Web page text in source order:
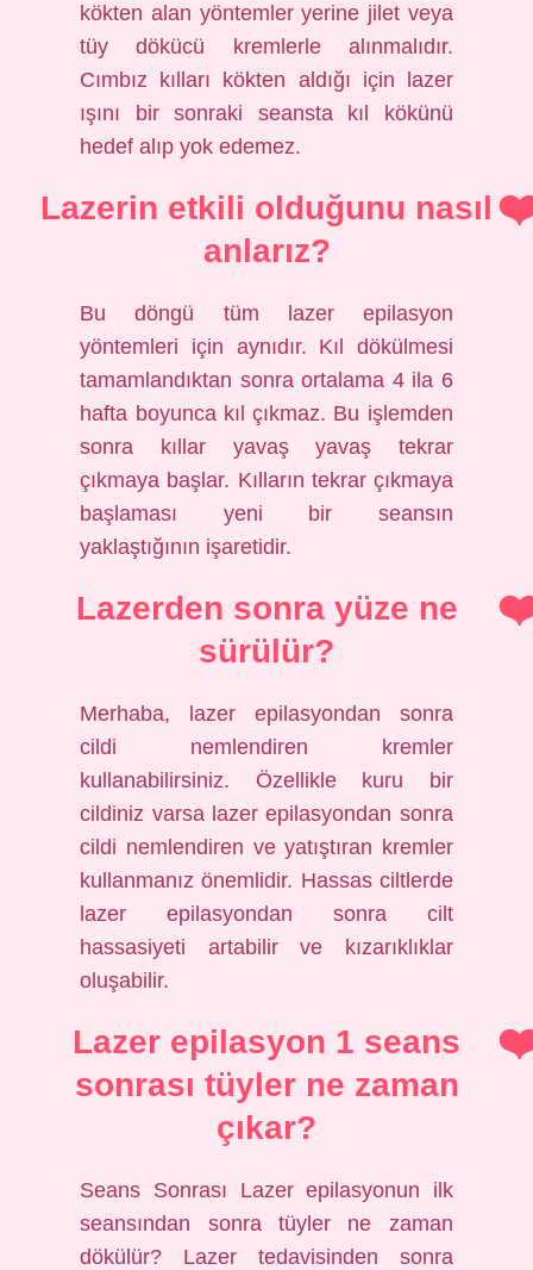
kökten alan yöntemler yerine jilet veya
tüy dökücü kremlerle alınmalıdır.
Cımbız kılları kökten aldığı için lazer
ışını bir sonraki seansta kıl kökünü
hedef alıp yok edemez.
Lazerin etkili olduğunu nasıl
anlarız?
Bu döngü tüm lazer epilasyon
yöntemleri için aynıdır. Kıl dökülmesi
tamamlandıktan sonra ortalama 4 ila 6
hafta boyunca kıl çıkmaz. Bu işlemden
sonra kıllar yavaş yavaş tekrar
çıkmaya başlar. Kılların tekrar çıkmaya
başlaması yeni bir seansın
yaklaştığının işaretidir.
Lazerden sonra yüze ne
sürülür?
Merhaba, lazer epilasyondan sonra
cildi nemlendiren kremler
kullanabilirsiniz. Özellikle kuru bir
cildiniz varsa lazer epilasyondan sonra
cildi nemlendiren ve yatıştıran kremler
kullanmanız önemlidir. Hassas ciltlerde
lazer epilasyondan sonra cilt
hassasiyeti artabilir ve kızarıklıklar
oluşabilir.
Lazer epilasyon 1 seans
sonrası tüyler ne zaman
çıkar?
Seans Sonrası Lazer epilasyonun ilk
seansından sonra tüyler ne zaman
dökülür? Lazer tedavisinden sonra